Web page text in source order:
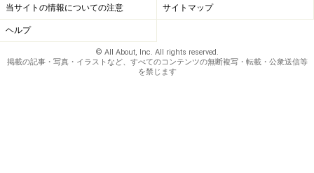
当サイトの情報についての注意 サイトマップ
ヘルプ
© All About, Inc. All rights reserved.
掲載の記事・写真・イラストなど、すべてのコンテンツの無断複写・転載・公衆送信等
を禁じます